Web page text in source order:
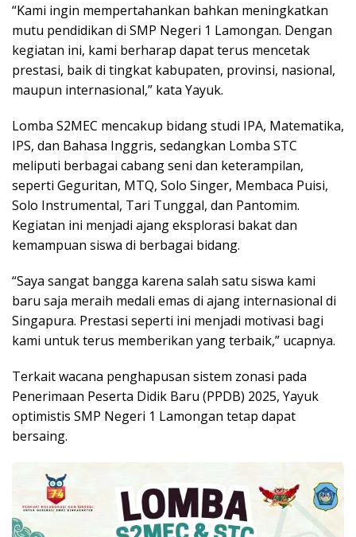
“Kami ingin mempertahankan bahkan meningkatkan
mutu pendidikan di SMP Negeri 1 Lamongan. Dengan
kegiatan ini, kami berharap dapat terus mencetak
prestasi, baik di tingkat kabupaten, provinsi, nasional,
maupun internasional,” kata Yayuk.
Lomba S2MEC mencakup bidang studi IPA, Matematika,
IPS, dan Bahasa Inggris, sedangkan Lomba STC
meliputi berbagai cabang seni dan keterampilan,
seperti Geguritan, MTQ, Solo Singer, Membaca Puisi,
Solo Instrumental, Tari Tunggal, dan Pantomim.
Kegiatan ini menjadi ajang eksplorasi bakat dan
kemampuan siswa di berbagai bidang.
“Saya sangat bangga karena salah satu siswa kami
baru saja meraih medali emas di ajang internasional di
Singapura. Prestasi seperti ini menjadi motivasi bagi
kami untuk terus memberikan yang terbaik,” ucapnya.
Terkait wacana penghapusan sistem zonasi pada
Penerimaan Peserta Didik Baru (PPDB) 2025, Yayuk
optimistis SMP Negeri 1 Lamongan tetap dapat
bersaing.